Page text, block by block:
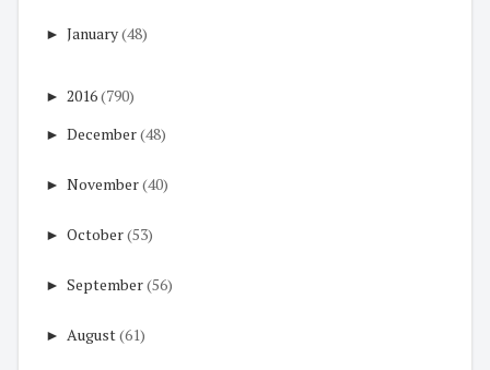
► January(48)
► 2016(790)
► December(48)
► November(40)
► October(53)
► September(56)
► August(61)